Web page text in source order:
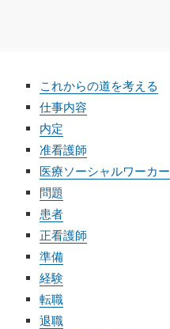
これからの道を考える
仕事内容
内定
准看護師
医療ソーシャルワーカー
問題
患者
正看護師
準備
経験
転職
退職